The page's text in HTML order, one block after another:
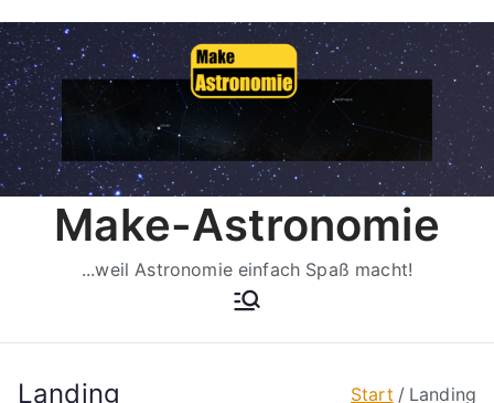
Inhalt
springen
Make-Astronomie
...weil Astronomie einfach Spaß macht!
Landing Start Landing